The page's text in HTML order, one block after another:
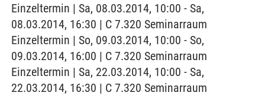
Einzeltermin | Sa, 08.03.2014, 10:00 - Sa,
08.03.2014, 16:30 | C 7.320 Seminarraum
Einzeltermin | So, 09.03.2014, 10:00 - So,
09.03.2014, 16:00 | C 7.320 Seminarraum
Einzeltermin | Sa, 22.03.2014, 10:00 - Sa,
22.03.2014, 16:30 | C 7.320 Seminarraum